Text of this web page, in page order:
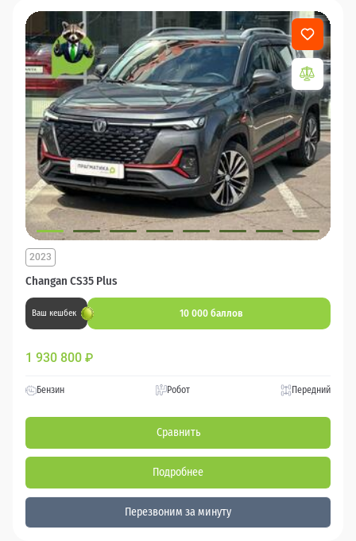
Changan CS35 Plus
2023
Ваш кешбек 10 000 баллов
1 930 800 ₽
Бензин Робот Передний
Сравнить
Подробнее
Перезвоним за минуту